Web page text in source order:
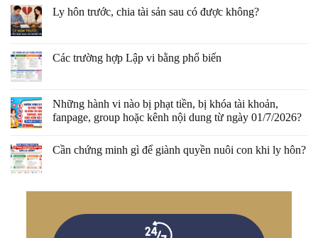
Ly hôn trước, chia tài sản sau có được không?
Các trường hợp Lập vi bằng phổ biến
Những hành vi nào bị phạt tiền, bị khóa tài khoản,
fanpage, group hoặc kênh nội dung từ ngày 01/7/2026?
Cần chứng minh gì để giành quyền nuôi con khi ly hôn?